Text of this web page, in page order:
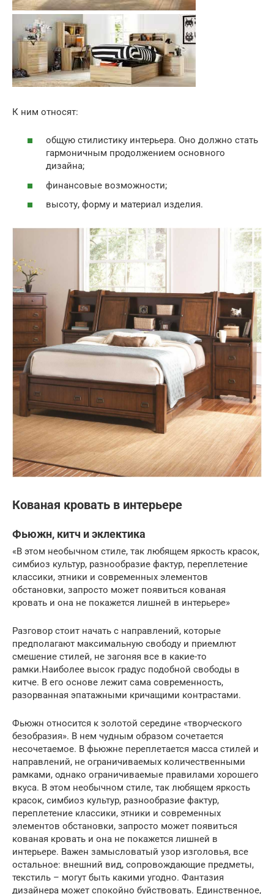
К ним относят:
общую стилистику интерьера. Оно должно стать
гармоничным продолжением основного
дизайна;
финансовые возможности;
высоту, форму и материал изделия.
Кованая кровать в интерьере
Фьюжн, китч и эклектика
«В этом необычном стиле, так любящем яркость красок,
симбиоз культур, разнообразие фактур, переплетение
классики, этники и современных элементов
обстановки, запросто может появиться кованая
кровать и она не покажется лишней в интерьере»
Разговор стоит начать с направлений, которые
предполагают максимальную свободу и приемлют
смешение стилей, не загоняя все в какие-то
рамки.Наиболее высок градус подобной свободы в
китче. В его основе лежит сама современность,
разорванная эпатажными кричащими контрастами.
Фьюжн относится к золотой середине «творческого
безобразия». В нем чудным образом сочетается
несочетаемое. В фьюжне переплетается масса стилей и
направлений, не ограничиваемых количественными
рамками, однако ограничиваемые правилами хорошего
вкуса. В этом необычном стиле, так любящем яркость
красок, симбиоз культур, разнообразие фактур,
переплетение классики, этники и современных
элементов обстановки, запросто может появиться
кованая кровать и она не покажется лишней в
интерьере. Важен замысловатый узор изголовья, все
остальное: внешний вид, сопровождающие предметы,
текстиль – могут быть какими угодно. Фантазия
дизайнера может спокойно буйствовать. Единственное,